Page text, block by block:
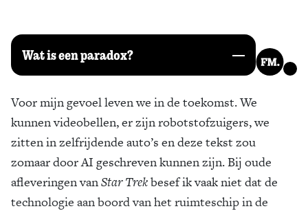
Wat is een paradox?
Voor mijn gevoel leven we in de toekomst. We
kunnen videobellen, er zijn robotstofzuigers, we
zitten in zelfrijdende auto’s en deze tekst zou
zomaar door AI geschreven kunnen zijn. Bij oude
afleveringen vanStar Trekbesef ik vaak niet dat de
technologie aan boord van het ruimteschip in de